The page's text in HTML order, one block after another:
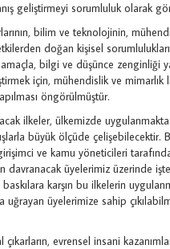
geliştirmeyi sorumluluk olarak
bilim ve teknolojinin,
doğan kişisel
bilgi ve düşünce zenginliği
için, mühendislik ve mimarlık
öngörülmüştür.
ilkeler, ülkemizde
büyük ölçüde çelişebilecektir.
ve kamu yöneticileri
davranacak üyelerimiz üzerinde
karşın bu ilkelerin
üyelerimize sahip
evrensel insani